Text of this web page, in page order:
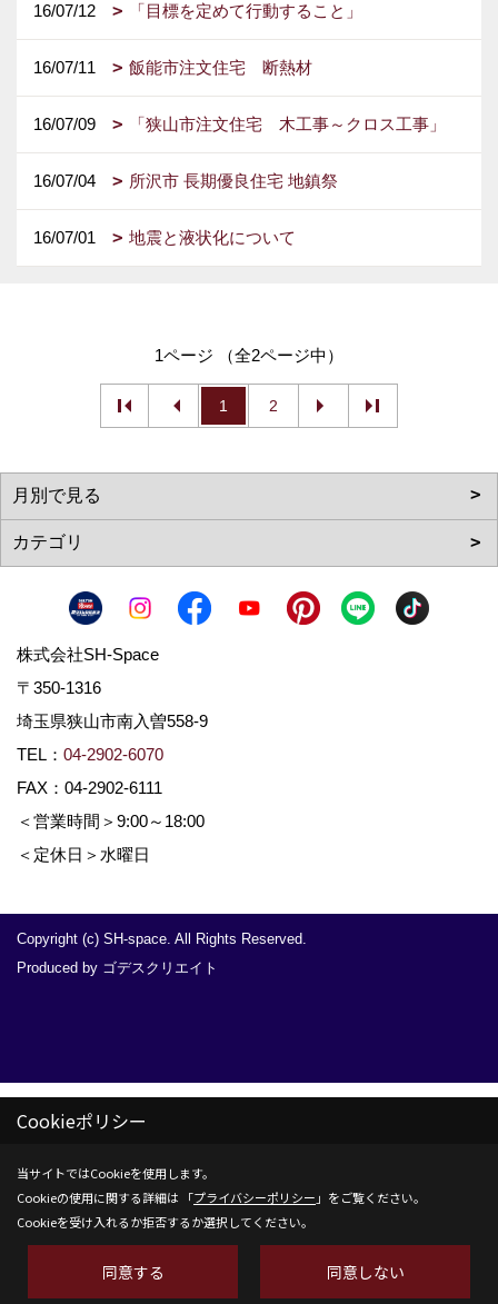
16/07/12 「目標を定めて行動すること」
16/07/11 飯能市注文住宅 断熱材
16/07/09 「狭山市注文住宅 木工事～クロス工事」
16/07/04 所沢市 長期優良住宅 地鎮祭
16/07/01 地震と液状化について
1ページ （全2ページ中）
1 2
株式会社SH-Space
〒350-1316
埼玉県狭山市南入曽558-9
TEL： 04-2902-6070
FAX：04-2902-6111
＜営業時間＞9:00～18:00
＜定休日＞水曜日
Copyright (c) SH-space. All Rights Reserved.
Produced by ゴデスクリエイト
Cookieポリシー
当サイトではCookieを使用します。
Cookieの使用に関する詳細は 「プライバシーポリシー 」をご覧ください。
Cookieを受け入れるか拒否するか選択してください。
同意する 同意しない